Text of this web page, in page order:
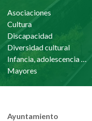
Asociaciones
Cultura
Discapacidad
Diversidad cultural
Infancia, adolescencia y familia
Mayores
Ayuntamiento